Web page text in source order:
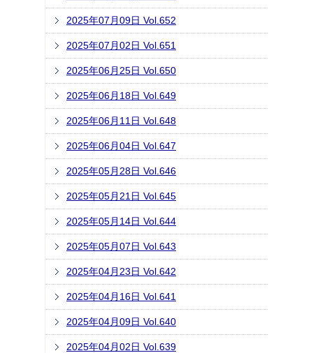
2025年07月09日 Vol.652
2025年07月02日 Vol.651
2025年06月25日 Vol.650
2025年06月18日 Vol.649
2025年06月11日 Vol.648
2025年06月04日 Vol.647
2025年05月28日 Vol.646
2025年05月21日 Vol.645
2025年05月14日 Vol.644
2025年05月07日 Vol.643
2025年04月23日 Vol.642
2025年04月16日 Vol.641
2025年04月09日 Vol.640
2025年04月02日 Vol.639